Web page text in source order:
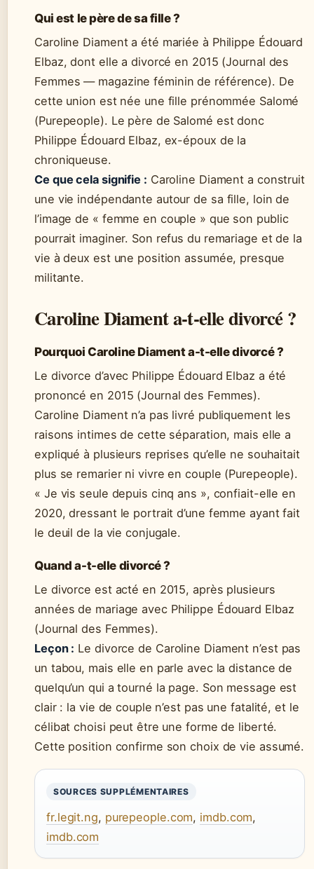
Qui est le père de sa fille ?
Caroline Diament a été mariée à Philippe Édouard
Elbaz, dont elle a divorcé en 2015 (Journal des
Femmes — magazine féminin de référence). De
cette union est née une fille prénommée Salomé
(Purepeople). Le père de Salomé est donc
Philippe Édouard Elbaz, ex-époux de la
chroniqueuse.
Ce que cela signifie : Caroline Diament a construit
une vie indépendante autour de sa fille, loin de
l’image de « femme en couple » que son public
pourrait imaginer. Son refus du remariage et de la
vie à deux est une position assumée, presque
militante.
Caroline Diament a-t-elle divorcé ?
Pourquoi Caroline Diament a-t-elle divorcé ?
Le divorce d’avec Philippe Édouard Elbaz a été
prononcé en 2015 (Journal des Femmes).
Caroline Diament n’a pas livré publiquement les
raisons intimes de cette séparation, mais elle a
expliqué à plusieurs reprises qu’elle ne souhaitait
plus se remarier ni vivre en couple (Purepeople).
« Je vis seule depuis cinq ans », confiait-elle en
2020, dressant le portrait d’une femme ayant fait
le deuil de la vie conjugale.
Quand a-t-elle divorcé ?
Le divorce est acté en 2015, après plusieurs
années de mariage avec Philippe Édouard Elbaz
(Journal des Femmes).
Leçon : Le divorce de Caroline Diament n’est pas
un tabou, mais elle en parle avec la distance de
quelqu’un qui a tourné la page. Son message est
clair : la vie de couple n’est pas une fatalité, et le
célibat choisi peut être une forme de liberté.
Cette position confirme son choix de vie assumé.
SOURCES SUPPLÉMENTAIRES
fr.legit.ng, purepeople.com, imdb.com,
imdb.com